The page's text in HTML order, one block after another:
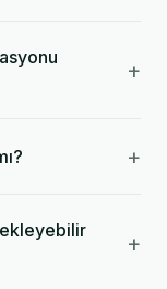
+
+
ekleyebilir
+